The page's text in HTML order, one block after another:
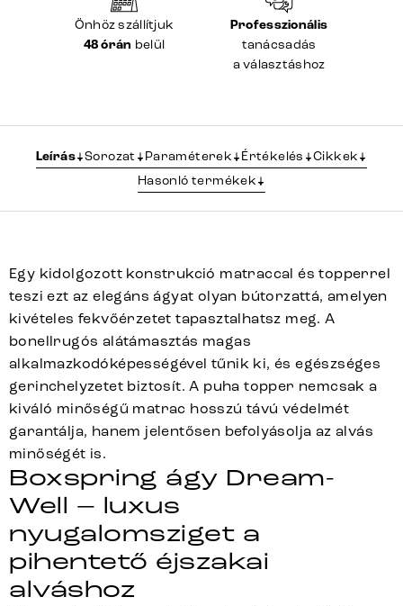
Önhöz szállítjuk
48 órán belül
Professzionális
tanácsadás
a választáshoz
Leírás Sorozat Paraméterek Értékelés
Cikkek
Hasonló termékek
Egy kidolgozott konstrukció matraccal és topperrel
teszi ezt az elegáns ágyat olyan bútorzattá, amelyen
kivételes fekvőérzetet tapasztalhatsz meg. A
bonellrugós alátámasztás magas
alkalmazkodóképességével tűnik ki, és egészséges
gerinchelyzetet biztosít. A puha topper nemcsak a
kiváló minőségű matrac hosszú távú védelmét
garantálja, hanem jelentősen befolyásolja az alvás
minőségét is.
Boxspring ágy Dream-
Well – luxus
nyugalomsziget a
pihentető éjszakai
alváshoz